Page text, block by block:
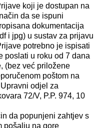
koji je dostupan na
da se ispuni
dokumentacija
i jpg) u sustav za prijavu
potrebno je ispisati
poslati u roku od 7 dana
(bez već priložene
poštom na
odjel za
72/V, P.P. 974, 10
da popunjeni zahtjev s
pošalju na gore